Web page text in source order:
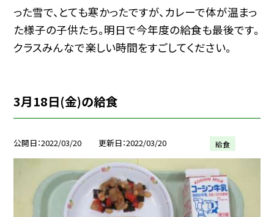
った雪で、とても寒かったですが、カレーで体が温まっ
た様子の子供たち。明日で今年度の給食も最後です。
クラスみんなで楽しい時間をすごしてください。
3月18日(金)の給食
公開日 2022/03/20 更新日 2022/03/20 給食